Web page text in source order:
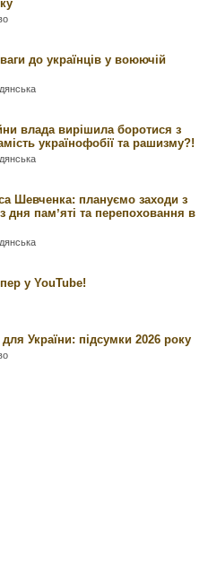
до українців у воюючій
влада вирішила боротися з
українофобії та рашизму?!
Шевченка: плануємо заходи з
дня памʼяті та перепоховання в
у YouTube!
України: підсумки 2026 року